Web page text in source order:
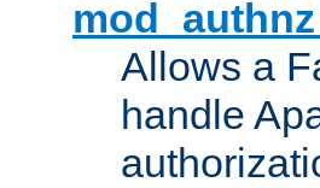
Allows a
handle